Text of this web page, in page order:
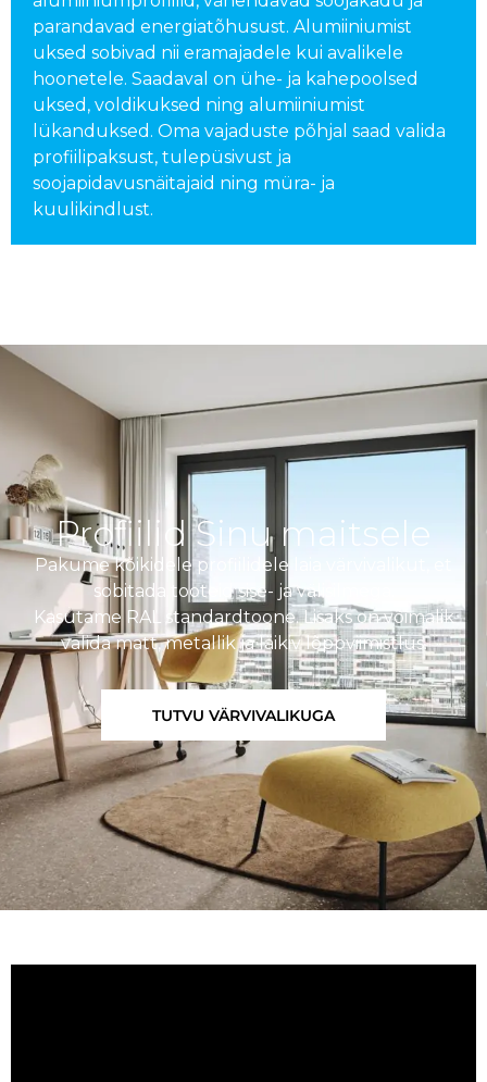
parandavad energiatõhusust. Alumiiniumist
uksed sobivad nii eramajadele kui avalikele
hoonetele. Saadaval on ühe- ja kahepoolsed
uksed, voldikuksed ning alumiiniumist
lükanduksed. Oma vajaduste põhjal saad valida
profiilipaksust, tulepüsivust ja
soojapidavusnäitajaid ning müra- ja
kuulikindlust.
Profiilid Sinu maitsele
Pakume kõikidele profiilidele laia värvivalikut, et
sobitada tooteid sise- ja välisilmega.
Kasutame RAL standardtoone. Lisaks on võimalik
valida matt, metallik ja läikiv lõppviimistlus.
TUTVU VÄRVIVALIKUGA